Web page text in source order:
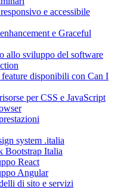
e accessibile
e Graceful
allo sviluppo del software
disponibili con Can I
per CSS e JavaScript
system .italia
Bootstrap Italia
React
Angular
di sito e servizi